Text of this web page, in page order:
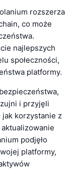
rozszerza
co może
najlepszych
społeczności,
platformy.
i przyjęli
korzystanie z
podjęło
platformy,